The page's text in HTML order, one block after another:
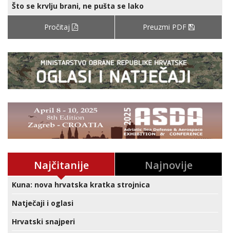
Što se krvlju brani, ne pušta se lako
Pročitaj Preuzmi PDF
Najčitanije Najnovije
Kuna: nova hrvatska kratka strojnica
Natječaji i oglasi
Hrvatski snajperi